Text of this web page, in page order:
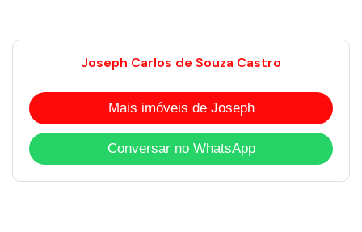
Joseph Carlos de Souza Castro
Mais imóveis de Joseph
Conversar no WhatsApp